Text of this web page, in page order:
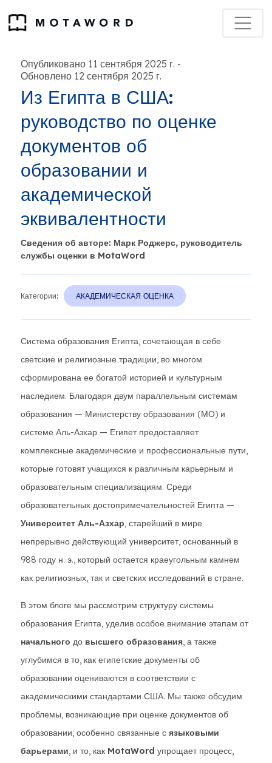
Опубликовано 11 сентября 2025 г. -
Обновлено 12 сентября 2025 г.
Из Египта в США:
руководство по оценке
документов об
образовании и
академической
эквивалентности
Сведения об авторе: Марк Роджерс, руководитель
службы оценки в MotaWord
Категории: АКАДЕМИЧЕСКАЯ ОЦЕНКА
Система образования Египта, сочетающая в себе
светские и религиозные традиции, во многом
сформирована ее богатой историей и культурным
наследием. Благодаря двум параллельным системам
образования — Министерству образования (МО) и
системе Аль-Азхар — Египет предоставляет
комплексные академические и профессиональные пути,
которые готовят учащихся к различным карьерным и
образовательным специализациям. Среди
образовательных достопримечательностей Египта —
Университет Аль-Азхар, старейший в мире
непрерывно действующий университет, основанный в
988 году н. э., который остается краеугольным камнем
как религиозных, так и светских исследований в стране.
В этом блоге мы рассмотрим структуру системы
образования Египта, уделив особое внимание этапам от
начального до высшего образования, а также
углубимся в то, как египетские документы об
образовании оцениваются в соответствии с
академическими стандартами США. Мы также обсудим
проблемы, возникающие при оценке документов об
образовании, особенно связанные с языковыми
барьерами, и то, как MotaWord упрощает процесс,